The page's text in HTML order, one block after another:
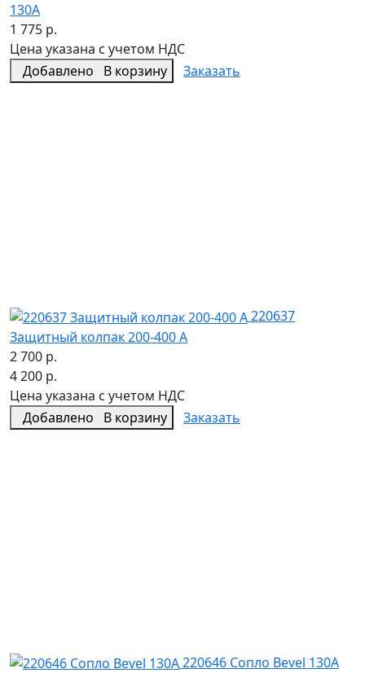
130A
1 775 р.
Цена указана с учетом НДС
Добавлено
В корзину Заказать
220637
Защитный колпак 200-400 А
2 700 р.
4 200 р.
Цена указана с учетом НДС
Добавлено
В корзину Заказать
220646 Сопло Bevel 130A